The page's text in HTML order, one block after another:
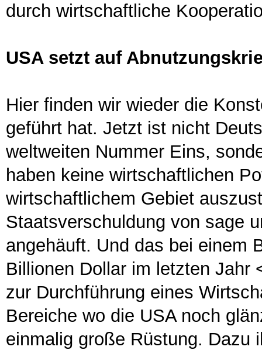
durch wirtschaftliche
USA setzt auf
Hier finden wir wieder die
geführt hat. Jetzt ist nicht
weltweiten Nummer Eins,
haben keine wirtschaftlichen
wirtschaftlichem Gebiet
Staatsverschuldung von sage
angehäuft. Und das bei einem
Billionen Dollar im letzten Jahr
zur Durchführung eines
Bereiche wo die USA noch
einmalig große Rüstung. Dazu